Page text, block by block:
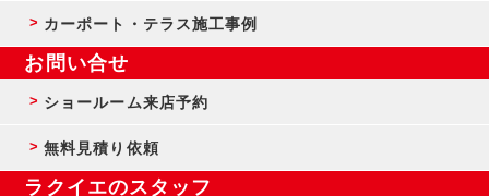
カーポート・テラス施工事例
お問い合せ
ショールーム来店予約
無料見積り依頼
ラクイエのスタッフ